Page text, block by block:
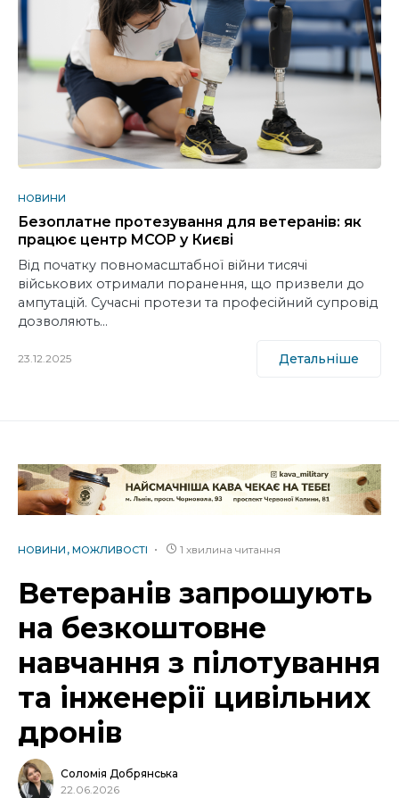
НОВИНИ
Безоплатне протезування для ветеранів: як
працює центр MCOP у Києві
Від початку повномасштабної війни тисячі
військових отримали поранення, що призвели до
ампутацій. Сучасні протези та професійний супровід
дозволяють…
23.12.2025 Детальніше
НОВИНИ МОЖЛИВОСТІ 1 хвилина читання
Ветеранів запрошують
на безкоштовне
навчання з пілотування
та інженерії цивільних
дронів
Соломія Добрянська
22.06.2026